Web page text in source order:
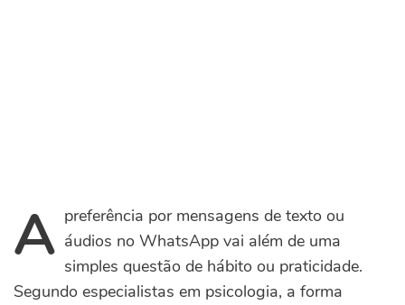
A preferência por mensagens de texto ou
áudios no WhatsApp vai além de uma
simples questão de hábito ou praticidade.
Segundo especialistas em psicologia, a forma